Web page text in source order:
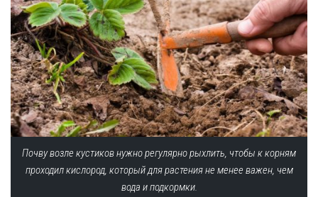
Почву возле кустиков нужно регулярно рыхлить, чтобы к корням
проходил кислород, который для растения не менее важен, чем
вода и подкормки.